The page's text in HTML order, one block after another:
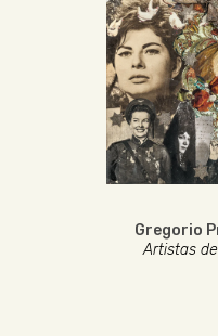
Gregorio
Artistas